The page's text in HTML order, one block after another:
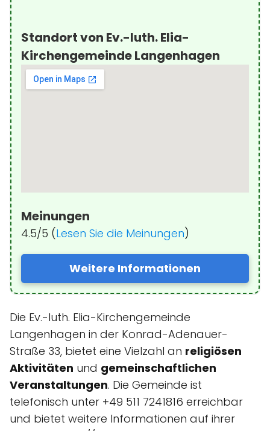
Standort von Ev.-luth. Elia-
Kirchengemeinde Langenhagen
Meinungen
4.5/5 (Lesen Sie die Meinungen)
Weitere Informationen
Die Ev.-luth. Elia-Kirchengemeinde
Langenhagen in der Konrad-Adenauer-
Straße 33, bietet eine Vielzahl an religiösen
Aktivitäten und gemeinschaftlichen
Veranstaltungen. Die Gemeinde ist
telefonisch unter +49 511 7241816 erreichbar
und bietet weitere Informationen auf ihrer